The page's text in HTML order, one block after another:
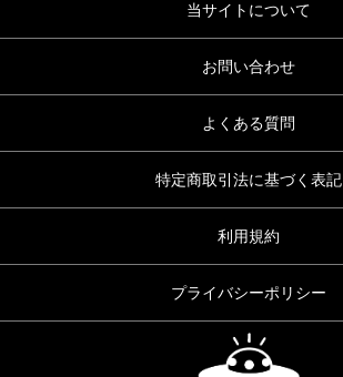
当サイトについて
お問い合わせ
よくある質問
特定商取引法に基づく表記
利用規約
プライバシーポリシー